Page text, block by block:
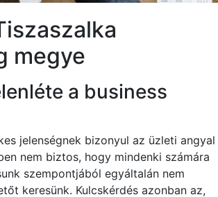
megye
a business
jelenségnek bizonyul az üzleti angyal
nem biztos, hogy mindenki számára
szempontjából egyáltalán nem
keresünk. Kulcskérdés azonban az,